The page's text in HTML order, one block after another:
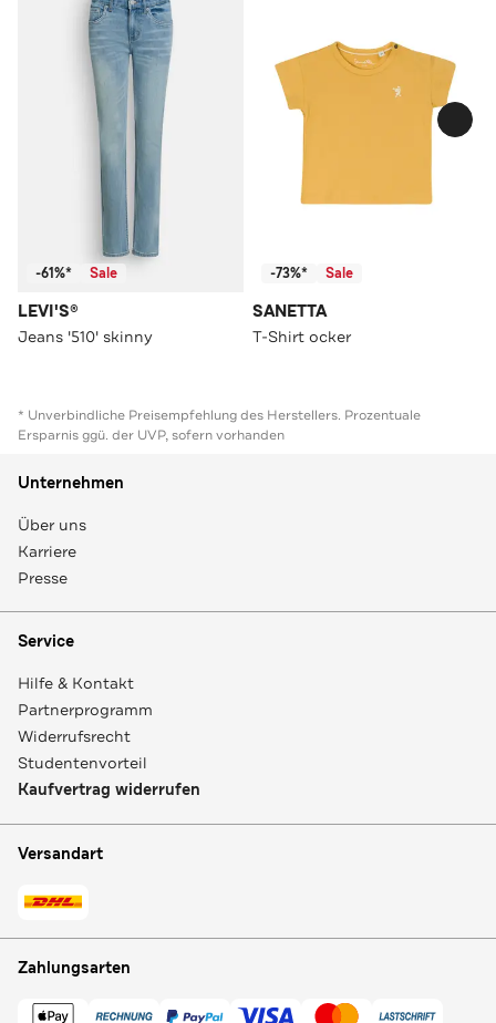
-61%* Sale
LEVI'S®
Jeans '510' skinny
-73%* Sale
SANETTA
T-Shirt ocker
* Unverbindliche Preisempfehlung des Herstellers. Prozentuale
Ersparnis ggü. der UVP, sofern vorhanden
Unternehmen
Über uns
Karriere
Presse
Service
Hilfe & Kontakt
Partnerprogramm
Widerrufsrecht
Studentenvorteil
Kaufvertrag widerrufen
Versandart
Zahlungsarten